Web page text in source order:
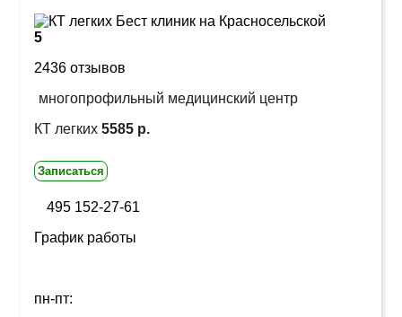
5
2436 отзывов
многопрофильный медицинский центр
КТ легких 5585 р.
Записаться
495 152-27-61
График работы
пн-пт: